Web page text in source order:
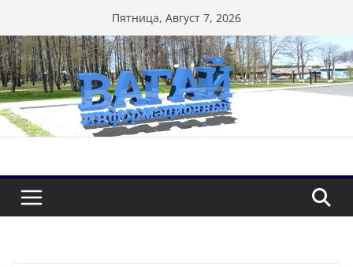
к
содержимому
Пятница, Август 7, 2026